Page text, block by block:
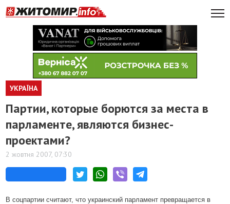
УКРАЇНА
Партии, которые борются за места в
парламенте, являются бизнес-
проектами?
2 жовтня 2007, 07:30
В соцпартии считают, что украинский парламент превращается в